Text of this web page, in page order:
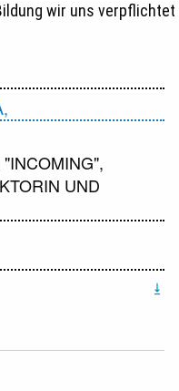
wir uns verpflichtet
UND